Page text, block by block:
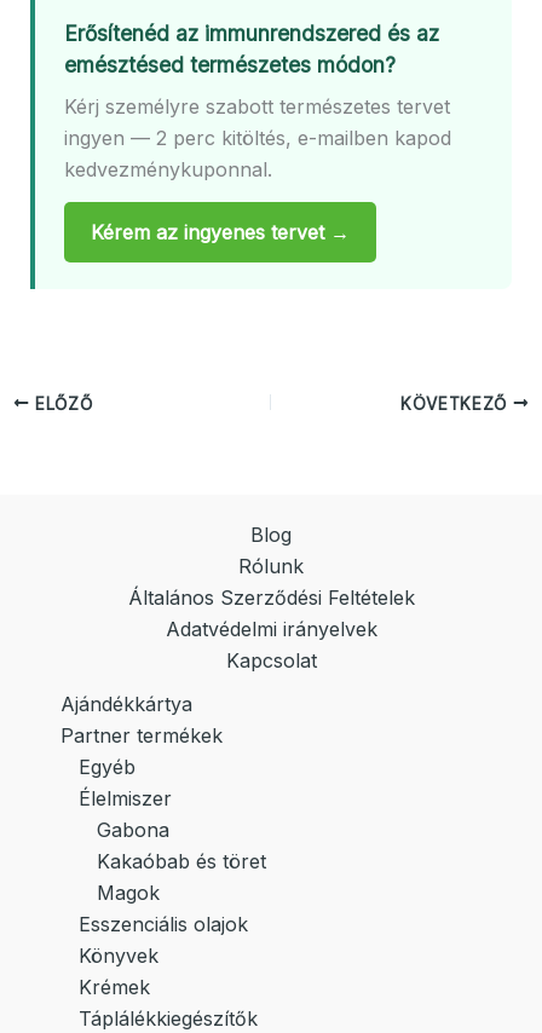
Erősítenéd az immunrendszered és az
emésztésed természetes módon?
Kérj személyre szabott természetes tervet
ingyen — 2 perc kitöltés, e-mailben kapod
kedvezménykuponnal.
Kérem az ingyenes tervet →
ELŐZŐ KÖVETKEZŐ
Blog
Rólunk
Általános Szerződési Feltételek
Adatvédelmi irányelvek
Kapcsolat
Ajándékkártya
Partner termékek
Egyéb
Élelmiszer
Gabona
Kakaóbab és töret
Magok
Esszenciális olajok
Könyvek
Krémek
Táplálékkiegészítők